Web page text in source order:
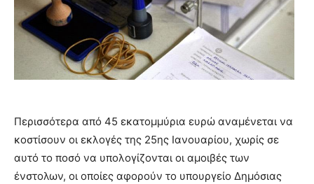
Περισσότερα από 45 εκατομμύρια ευρώ αναμένεται να
κοστίσουν οι εκλογές της 25ης Ιανουαρίου, χωρίς σε
αυτό το ποσό να υπολογίζονται οι αμοιβές των
ένστολων, οι οποίες αφορούν το υπουργείο Δημόσιας